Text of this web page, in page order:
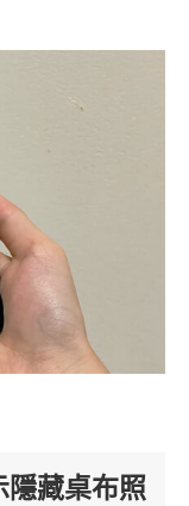
藏桌布照